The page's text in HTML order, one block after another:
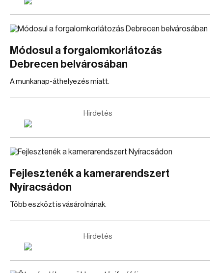
Módosul a forgalomkorlátozás
Debrecen belvárosában
A munkanap-áthelyezés miatt.
Hirdetés
Fejlesztenék a kamerarendszert
Nyíracsádon
Több eszközt is vásárolnának.
Hirdetés